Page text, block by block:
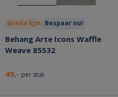
Gratis lijm Bespaar nu!
Behang Arte Icons Waffle
Weave 85532
49,- per stuk